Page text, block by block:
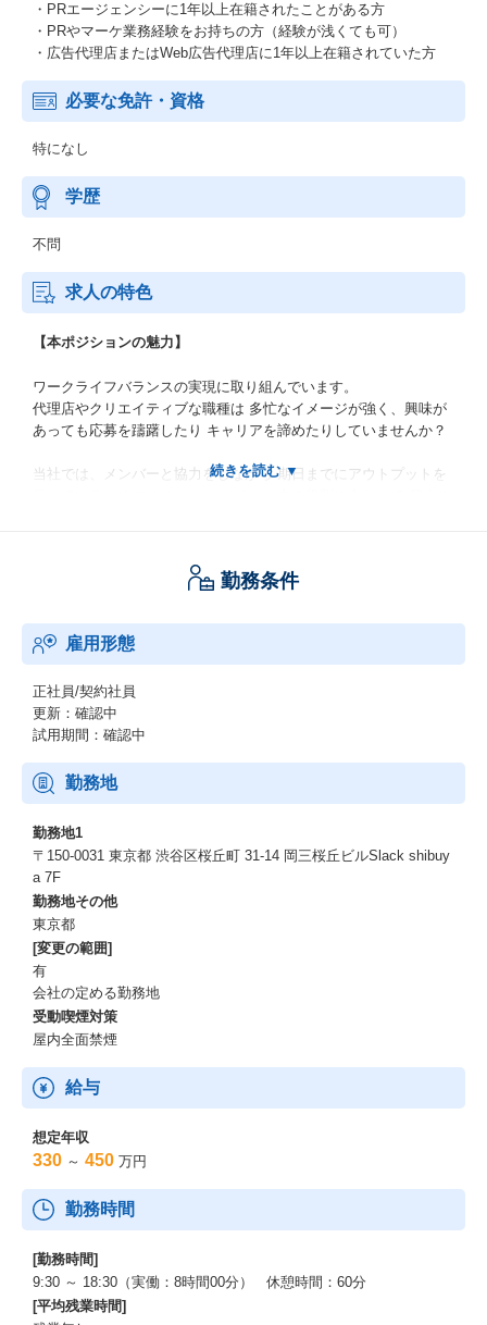
・PRエージェンシーに1年以上在籍されたことがある方
・PRやマーケ業務経験をお持ちの方（経験が浅くても可）
・広告代理店またはWeb広告代理店に1年以上在籍されていた方
必要な免許・資格
特になし
学歴
不問
求人の特色
【本ポジションの魅力】
ワークライフバランスの実現に取り組んでいます。
代理店やクリエイティブな職種は 多忙なイメージが強く、興味が
あっても応募を躊躇したり キャリアを諦めたりしていませんか？
当社では、メンバーと協力をしながら 期日までにアウトプットを
当社はBtoB特化の統合型PRエージェンシーです。
大手PR代理店出身の代表の下、デジタルツールを駆使した当社独
プで支援します。
BtoBならではの最先端技術に関する大規模PR案件がメインの当
社。クリエイティブ制作や開発案件も手掛ける”守備範囲の広さ”が
魅力のひとつ。
最新トレンドを抑えたり、ビジネス力を鍛えられる環境です。
また、社内にはWebディレクター、デザイナーなどが在籍してお
りクリエイティブ制作も開発案件も自社で進めていける体制を構
築しています。
【提供しているソリューション】
https://replay-pr.co.jp/solution/
勤務条件
雇用形態
正社員/契約社員
更新：確認中
試用期間：確認中
勤務地
勤務地1
〒150-0031 東京都 渋谷区桜丘町 31-14 岡三桜丘ビルSlack shibuy
a 7F
勤務地その他
東京都
[変更の範囲]
有
会社の定める勤務地
受動喫煙対策
屋内全面禁煙
給与
想定年収
330 ～ 450 万円
勤務時間
[勤務時間]
9:30 ～ 18:30（実働：8時間00分） 休憩時間：60分
[平均残業時間]